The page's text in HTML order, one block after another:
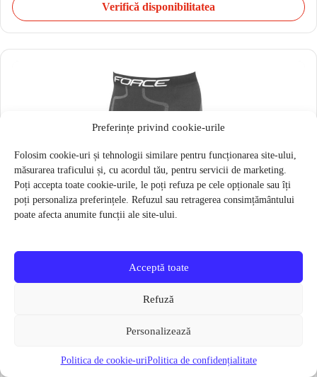
Preferințe privind cookie-urile
Folosim cookie-uri și tehnologii similare pentru funcționarea site-ului,
măsurarea traficului și, cu acordul tău, pentru servicii de marketing.
Poți accepta toate cookie-urile, le poți refuza pe cele opționale sau îți
poți personaliza preferințele. Refuzul sau retragerea consimțământului
poate afecta anumite funcții ale site-ului.
Acceptă toate
Refuză
Personalizează
Politica de cookie-uriPolitica de confidențialitate
Verifică disponibilitatea
Pantaloni functionali Force Frost marime L-XL Negru